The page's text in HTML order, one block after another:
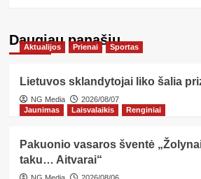
Daugiau panašių…
Aktualijos Prienai Sportas
Lietuvos sklandytojai liko šalia
NG Media
2026/08/07
Jaunimas
Laisvalaikis Renginiai
Pakuonio vasaros šventė
taku… Aitvarai“
NG Media
2026/08/06